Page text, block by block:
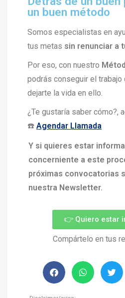
un buen método
Somos especialistas en
tus metas sin renunciar a
Por eso, con nuestro
podrás conseguir el trabajo
dejarte la vida en ello.
¿Te gustaría saber cómo?,
☎️ Agendar Llamada
Y si quieres estar
concerniente a este
próximas convocatorias
nuestra Newsletter.
👉 Quiero estar
Compártelo en tus